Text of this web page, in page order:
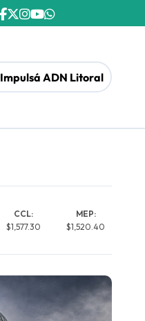
Impulsá ADN Litoral
CCL:
$1,577.30
MEP:
$1,520.40